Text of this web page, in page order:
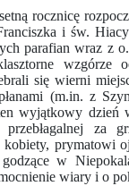
rocznicę
i św.
parafian wraz z
wzgórze
się wierni
(m.in. z
wyjątkowy dzień
za
prymatowi
w
wiary i o